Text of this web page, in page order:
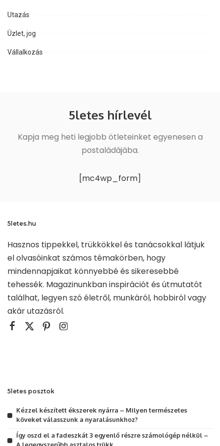
Utazás
Üzlet, jog
Vállalkozás
5letes hírlevél
Kapja meg heti legjobb ötleteinket egyenesen a
postaládájába.
[mc4wp_form]
5letes.hu
Hasznos tippekkel, trükkökkel és tanácsokkal látjuk
el olvasóinkat számos témakörben, hogy
mindennapjaikat könnyebbé és sikeresebbé
tehessék. Magazinunkban inspirációt és útmutatót
találhat, legyen szó életről, munkáról, hobbiról vagy
akár utazásról.
5letes posztok
Kézzel készített ékszerek nyárra – Milyen természetes
köveket válasszunk a nyaralásunkhoz?
Így oszd el a fadeszkát 3 egyenlő részre számológép nélkül –